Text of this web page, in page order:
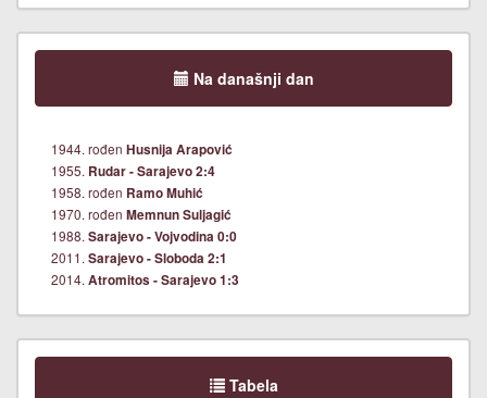
Na današnji dan
1944. rođen Husnija Arapović
1955. Rudar - Sarajevo 2:4
1958. rođen Ramo Muhić
1970. rođen Memnun Suljagić
1988. Sarajevo - Vojvodina 0:0
2011. Sarajevo - Sloboda 2:1
2014. Atromitos - Sarajevo 1:3
Tabela